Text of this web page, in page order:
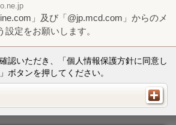
」及び「@jp.mcd.com」からのメ
定をお願いします。
認いただき、「個人情報保護方針に同意し
ボタンを押してください。